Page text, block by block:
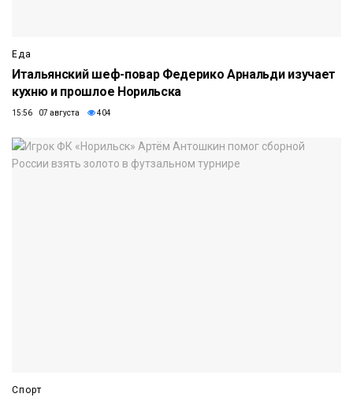
Еда
Итальянский шеф-повар Федерико Арнальди изучает
кухню и прошлое Норильска
15:56 07 августа 404
Спорт